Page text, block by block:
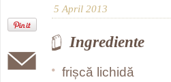
5 April 2013
Ingrediente
frișcă lichidă